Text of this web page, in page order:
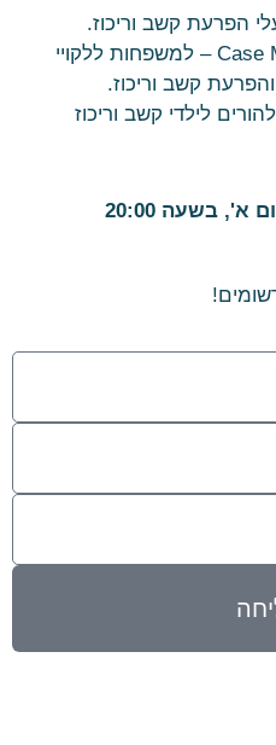
הפרעת קשב וריכוז.
מנהלת טיפול Case Manager – למשפחות ללקויי
קשב וריכוז.
לילדי קשב וריכוז